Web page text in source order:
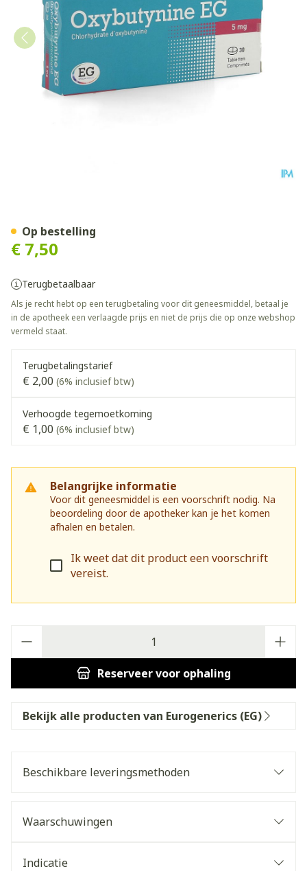
€ 7,50
Terugbetaalbaar
Als je recht hebt op een terugbetaling voor dit geneesmiddel, betaal je
in de apotheek een verlaagde prijs en niet de prijs die op onze webshop
vermeld staat.
Terugbetalingstarief
€ 2,00 (6% inclusief btw)
Verhoogde tegemoetkoming
€ 1,00 (6% inclusief btw)
Belangrijke informatie
Voor dit geneesmiddel is een voorschrift nodig. Na
beoordeling door de apotheker kan je het komen
afhalen en betalen.
Ik weet dat dit product een voorschrift
vereist.
Reserveervoor ophaling
Op bestelling
Bekijk alle producten van Eurogenerics (EG)
Beschikbare leveringsmethoden
Waarschuwingen
Indicatie